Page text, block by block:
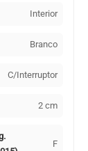
Interior
Branco
C/Interruptor
2 cm
F